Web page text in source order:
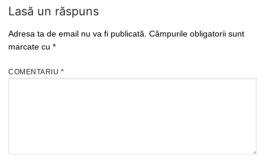
Lasă un răspuns
Adresa ta de email nu va fi publicată. Câmpurile obligatorii sunt
marcate cu *
COMENTARIU *